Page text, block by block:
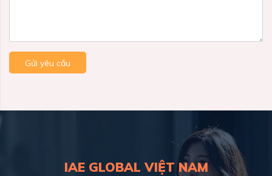
Gửi yêu cầu
IAE GLOBAL VIỆT NAM